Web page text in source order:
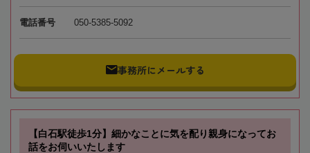
電話番号 050-5385-5092
事務所にメールする
【白石駅徒歩1分】細かなことに気を配り親身になってお
話をお伺いいたします